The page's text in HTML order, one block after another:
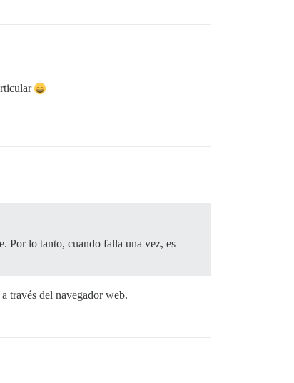
Por lo tanto, cuando falla una vez, es
través del navegador web.